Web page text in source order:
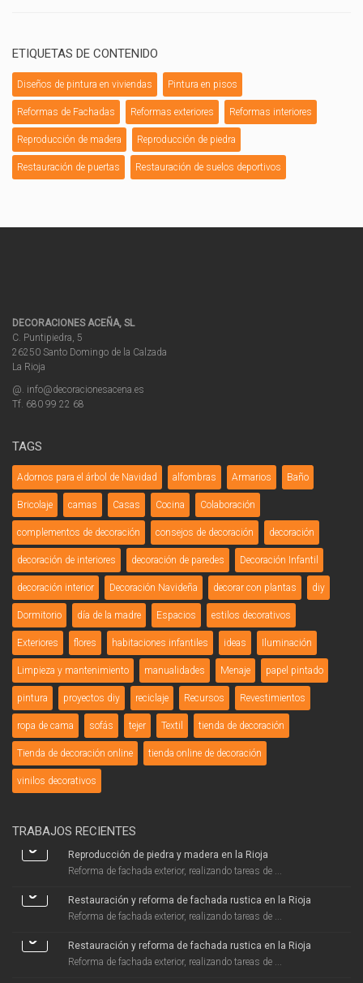
ETIQUETAS DE CONTENIDO
Diseños de pintura en viviendas Pintura en pisos
Reformas de Fachadas Reformas exteriores Reformas interiores
Reproducción de madera Reproducción de piedra
Restauración de puertas Restauración de suelos deportivos
DECORACIONES ACEÑA, SL
C. Puntipiedra, 5
26250 Santo Domingo de la Calzada
La Rioja
@. info@decoracionesacena.es
Tf. 680 99 22 68
TAGS
Adornos para el árbol de Navidad alfombras Armarios Baño
Bricolaje camas Casas Cocina Colaboración
complementos de decoración consejos de decoración decoración
decoración de interiores decoración de paredes Decoración Infantil
decoración interior Decoración Navideña decorar con plantas diy
Dormitorio día de la madre Espacios estilos decorativos
Exteriores flores habitaciones infantiles ideas Iluminación
Limpieza y mantenimiento manualidades Menaje papel pintado
pintura proyectos diy reciclaje Recursos Revestimientos
ropa de cama sofás tejer Textil tienda de decoración
Tienda de decoración online tienda online de decoración
vinilos decorativos
TRABAJOS RECIENTES
Reproducción de piedra y madera en la Rioja
Reforma de fachada exterior, realizando tareas de ...
Restauración y reforma de fachada rustica en la Rioja
Reforma de fachada exterior, realizando tareas de ...
Restauración y reforma de fachada rustica en la Rioja
Reforma de fachada exterior, realizando tareas de ...